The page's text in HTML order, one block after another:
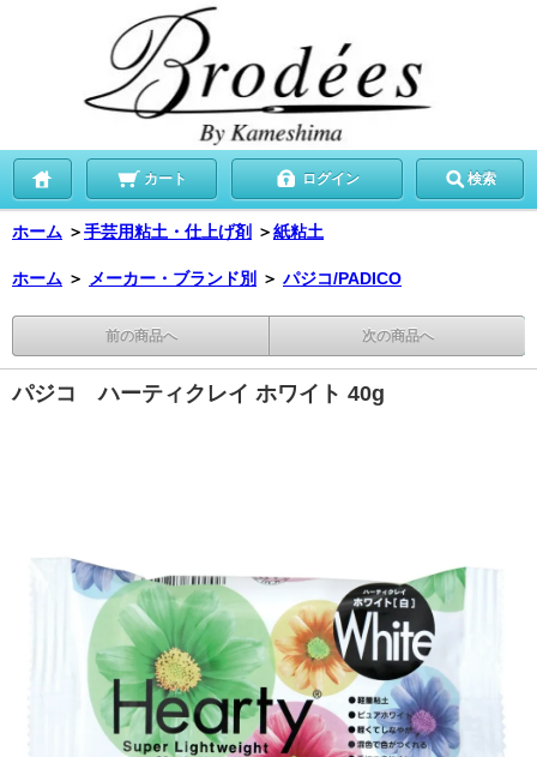
カート ログイン 検索
ホーム ＞手芸用粘土・仕上げ剤 ＞紙粘土
ホーム ＞ メーカー・ブランド別 ＞ パジコ/PADICO
前の商品へ 次の商品へ
パジコ ハーティクレイ ホワイト 40g